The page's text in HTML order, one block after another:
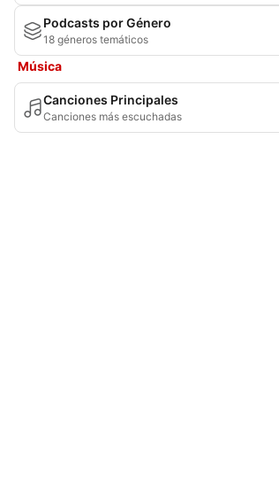
Podcasts por Género
18 géneros temáticos
Música
Canciones Principales
Canciones más escuchadas